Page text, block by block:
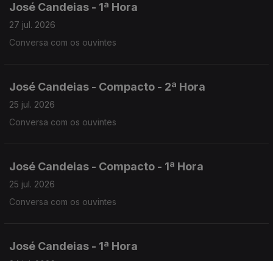
José Candeias - 1ª Hora
27 jul. 2026
Conversa com os ouvintes
José Candeias - Compacto - 2ª Hora
25 jul. 2026
Conversa com os ouvintes
José Candeias - Compacto - 1ª Hora
25 jul. 2026
Conversa com os ouvintes
José Candeias - 1ª Hora